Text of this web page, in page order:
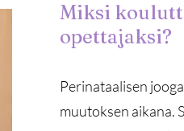
Miksi
opettajaksi?
Perinataalisen
muutoksen aikana.